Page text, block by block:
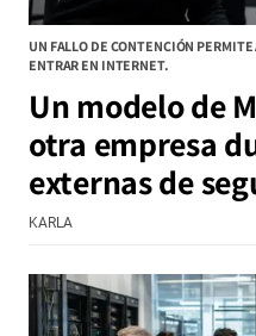
UN FALLO DE CONTENCIÓN
ENTRAR EN INTERNET.
Un modelo de
otra empresa
externas de
KARLA